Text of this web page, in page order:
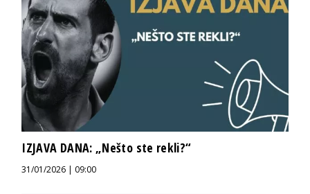
IZJAVA DANA: „Nešto ste rekli?“
31/01/2026 | 09:00